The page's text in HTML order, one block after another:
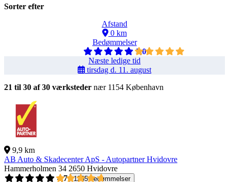
Sorter efter
Afstand
0 km
Bedømmelser
5,0
Næste ledige tid
tirsdag d. 11. august
21 til 30 af 30 værksteder nær 1154 København
9,9 km
AB Auto & Skadecenter ApS - Autopartner Hvidovre
Hammerholmen 34 2650 Hvidovre
4,7
1265 bedømmelser